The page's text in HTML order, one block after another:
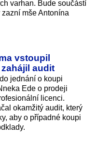
varhan. Bude součástí
mše Antonína
vstoupil
audit
jednání o koupi
Ede o prodeji
licenci.
okamžitý audit, který
aby o případné koupi